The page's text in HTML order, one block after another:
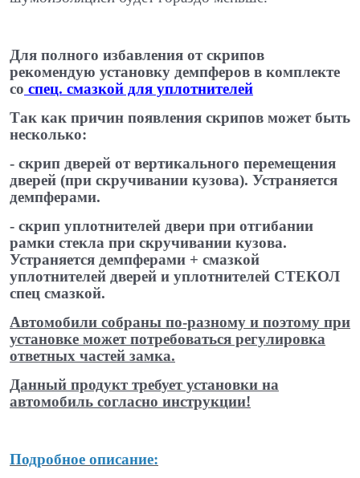
Для полного избавления от скрипов
рекомендую установку демпферов в комплекте
со спец. смазкой для уплотнителей
Так как причин появления скрипов может быть
несколько:
- скрип дверей от вертикального перемещения
дверей (при скручивании кузова). Устраняется
демпферами.
- скрип уплотнителей двери при отгибании
рамки стекла при скручивании кузова.
Устраняется демпферами + смазкой
уплотнителей дверей и уплотнителей СТЕКОЛ
спец ​смазкой.
Автомобили собраны по-разному и поэтому при
установке может потребоваться регулировка
ответных частей замка.
Данный продукт требует установки на
автомобиль согласно инструкции!
Подробное описание: